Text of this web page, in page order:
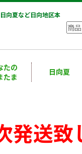
向夏など日向地区本
たの
たま
日向夏
発送致